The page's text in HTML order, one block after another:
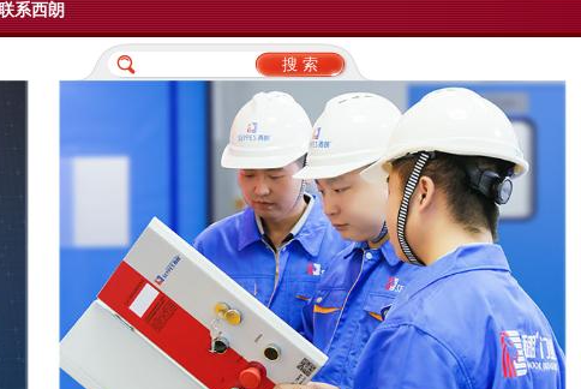
系西朗